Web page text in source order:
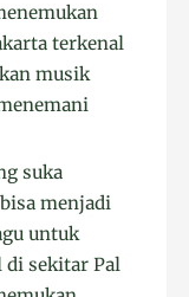
terkenal
musik
suka
menjadi
untuk
sekitar Pal